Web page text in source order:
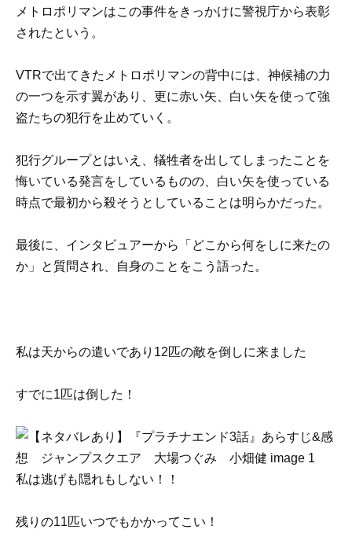
メトロポリマンはこの事件をきっかけに警視庁から表彰
されたという。
VTRで出てきたメトロポリマンの背中には、神候補の力
の一つを示す翼があり、更に赤い矢、白い矢を使って強
盗たちの犯行を止めていく。
犯行グループとはいえ、犠牲者を出してしまったことを
悔いている発言をしているものの、白い矢を使っている
時点で最初から殺そうとしていることは明らかだった。
最後に、インタビュアーから「どこから何をしに来たの
か」と質問され、自身のことをこう語った。
私は天からの遣いであり12匹の敵を倒しに来ました
すでに1匹は倒した！
私は逃げも隠れもしない！！
残りの11匹いつでもかかってこい！